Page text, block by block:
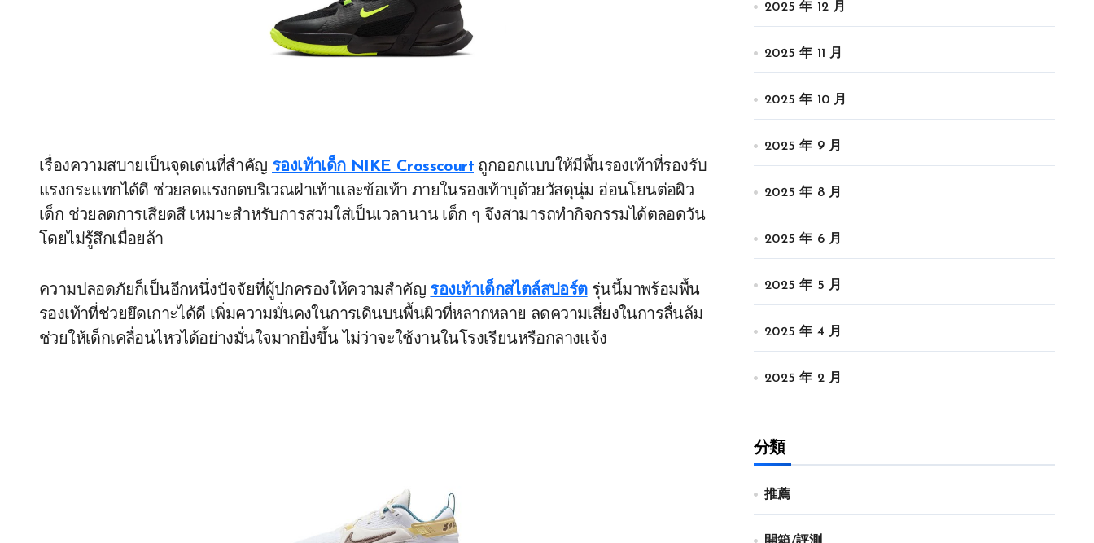
เรื่องความสบายเป็นจุดเด่นที่สำคัญ รองเท้าเด็ก NIKE Crosscourt ถูกออกแบบให้มีพื้นรองเท้าที่รองรับ
แรงกระแทกได้ดี ช่วยลดแรงกดบริเวณฝ่าเท้าและข้อเท้า ภายในรองเท้าบุด้วยวัสดุนุ่ม อ่อนโยนต่อผิว
เด็ก ช่วยลดการเสียดสี เหมาะสำหรับการสวมใส่เป็นเวลานาน เด็ก ๆ จึงสามารถทำกิจกรรมได้ตลอดวัน
โดยไม่รู้สึกเมื่อยล้า
ความปลอดภัยก็เป็นอีกหนึ่งปัจจัยที่ผู้ปกครองให้ความสำคัญ รองเท้าเด็กสไตล์สปอร์ตรุ่นนี้มาพร้อมพื้น
รองเท้าที่ช่วยยึดเกาะได้ดี เพิ่มความมั่นคงในการเดินบนพื้นผิวที่หลากหลาย ลดความเสี่ยงในการลื่นล้ม
ช่วยให้เด็กเคลื่อนไหวได้อย่างมั่นใจมากยิ่งขึ้น ไม่ว่าจะใช้งานในโรงเรียนหรือกลางแจ้ง
2025 年 12 月
2025 年 11 月
2025 年 10 月
2025 年 9 月
2025 年 8 月
2025 年 6 月
2025 年 5 月
2025 年 4 月
2025 年 2 月
分類
推薦